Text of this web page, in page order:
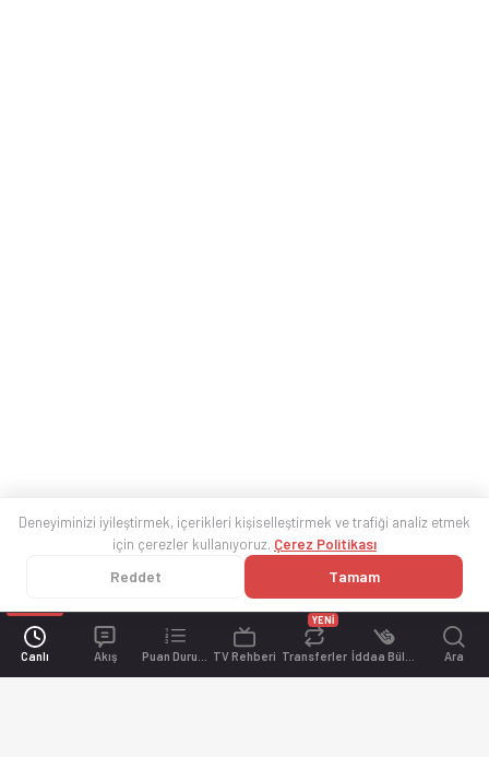
Canlı Akış TV Rehberi Transferler
YENİ
Ara
Deneyiminizi iyileştirmek, içerikleri kişiselleştirmek ve trafiği analiz etmek
için çerezler kullanıyoruz. Çerez Politikası
Reddet Tamam